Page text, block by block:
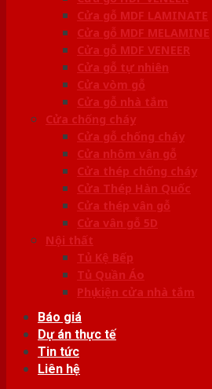
Cửa gỗ MDF LAMINATE
Cửa gỗ MDF MELAMINE
Cửa gỗ MDF VENEER
Cửa gỗ tự nhiên
Cửa vòm gỗ
Cửa gỗ nhà tắm
Cửa chống cháy
Cửa gỗ chống cháy
Cửa nhôm vân gỗ
Cửa thép chống cháy
Cửa Thép Hàn Quốc
Cửa thép vân gỗ
Cửa vân gỗ 5D
Nội thất
Tủ Kệ Bếp
Tủ Quần Áo
Phụ kiện cửa nhà tắm
Báo giá
Dự án thực tế
Tin tức
Liên hệ